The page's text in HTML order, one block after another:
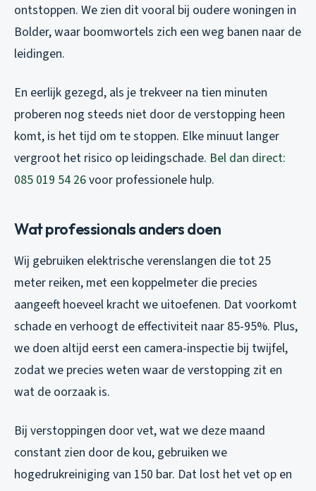
ontstoppen. We zien dit vooral bij oudere woningen in
Bolder, waar boomwortels zich een weg banen naar de
leidingen.
En eerlijk gezegd, als je trekveer na tien minuten
proberen nog steeds niet door de verstopping heen
komt, is het tijd om te stoppen. Elke minuut langer
vergroot het risico op leidingschade. Bel dan direct:
085 019 54 26voor professionele hulp.
Wat professionals anders doen
Wij gebruiken elektrische verenslangen die tot 25
meter reiken, met een koppelmeter die precies
aangeeft hoeveel kracht we uitoefenen. Dat voorkomt
schade en verhoogt de effectiviteit naar 85-95%. Plus,
we doen altijd eerst een camera-inspectie bij twijfel,
zodat we precies weten waar de verstopping zit en
wat de oorzaak is.
Bij verstoppingen door vet, wat we deze maand
constant zien door de kou, gebruiken we
hogedrukreiniging van 150 bar. Dat lost het vet op en